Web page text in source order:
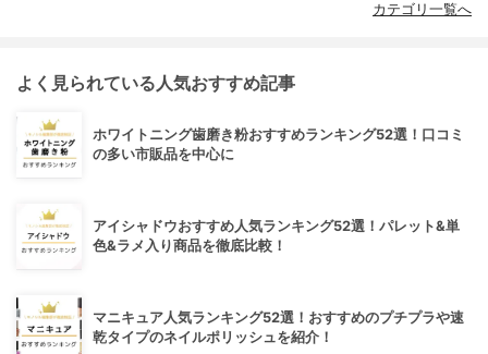
カテゴリ一覧へ
よく見られている人気おすすめ記事
ホワイトニング歯磨き粉おすすめランキング52選！口コミ
の多い市販品を中心に
アイシャドウおすすめ人気ランキング52選！パレット&単
色&ラメ入り商品を徹底比較！
マニキュア人気ランキング52選！おすすめのプチプラや速
乾タイプのネイルポリッシュを紹介！